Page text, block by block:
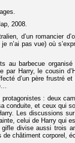
2008.
d’un romancier
n’ai pas vue) où
au barbecue
par Harry, le cousin
d’un père frustré
: deux
conduite, et ceux qui
Les discussions
celui de Harry qui
divise aussi trois
de châtiment corporel,